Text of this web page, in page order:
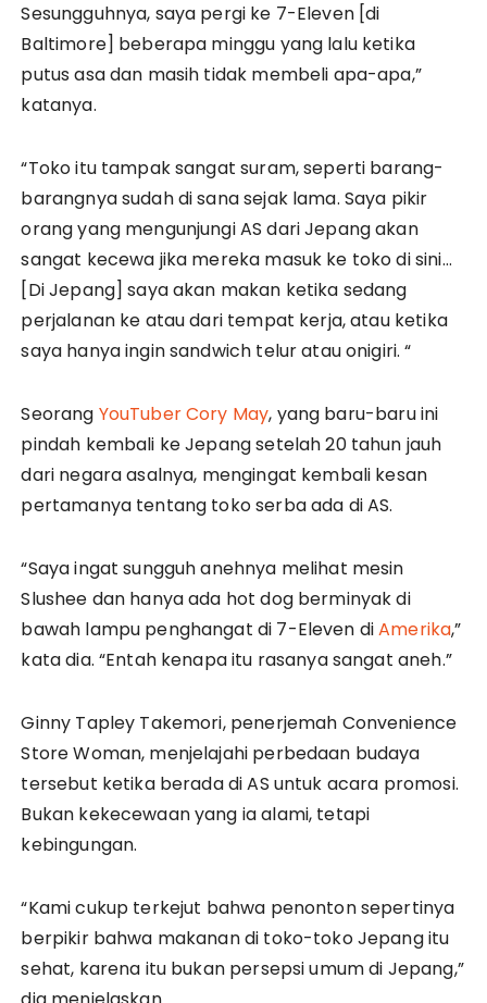
Sesungguhnya, saya pergi ke 7-Eleven [di
Baltimore] beberapa minggu yang lalu ketika
putus asa dan masih tidak membeli apa-apa,”
katanya.
“Toko itu tampak sangat suram, seperti barang-
barangnya sudah di sana sejak lama. Saya pikir
orang yang mengunjungi AS dari Jepang akan
sangat kecewa jika mereka masuk ke toko di sini…
[Di Jepang] saya akan makan ketika sedang
perjalanan ke atau dari tempat kerja, atau ketika
saya hanya ingin sandwich telur atau onigiri. “
Seorang YouTuber Cory May, yang baru-baru ini
pindah kembali ke Jepang setelah 20 tahun jauh
dari negara asalnya, mengingat kembali kesan
pertamanya tentang toko serba ada di AS.
“Saya ingat sungguh anehnya melihat mesin
Slushee dan hanya ada hot dog berminyak di
bawah lampu penghangat di 7-Eleven diAmerika,”
kata dia. “Entah kenapa itu rasanya sangat aneh.”
Ginny Tapley Takemori, penerjemah Convenience
Store Woman, menjelajahi perbedaan budaya
tersebut ketika berada di AS untuk acara promosi.
Bukan kekecewaan yang ia alami, tetapi
kebingungan.
“Kami cukup terkejut bahwa penonton sepertinya
berpikir bahwa makanan di toko-toko Jepang itu
sehat, karena itu bukan persepsi umum di Jepang,”